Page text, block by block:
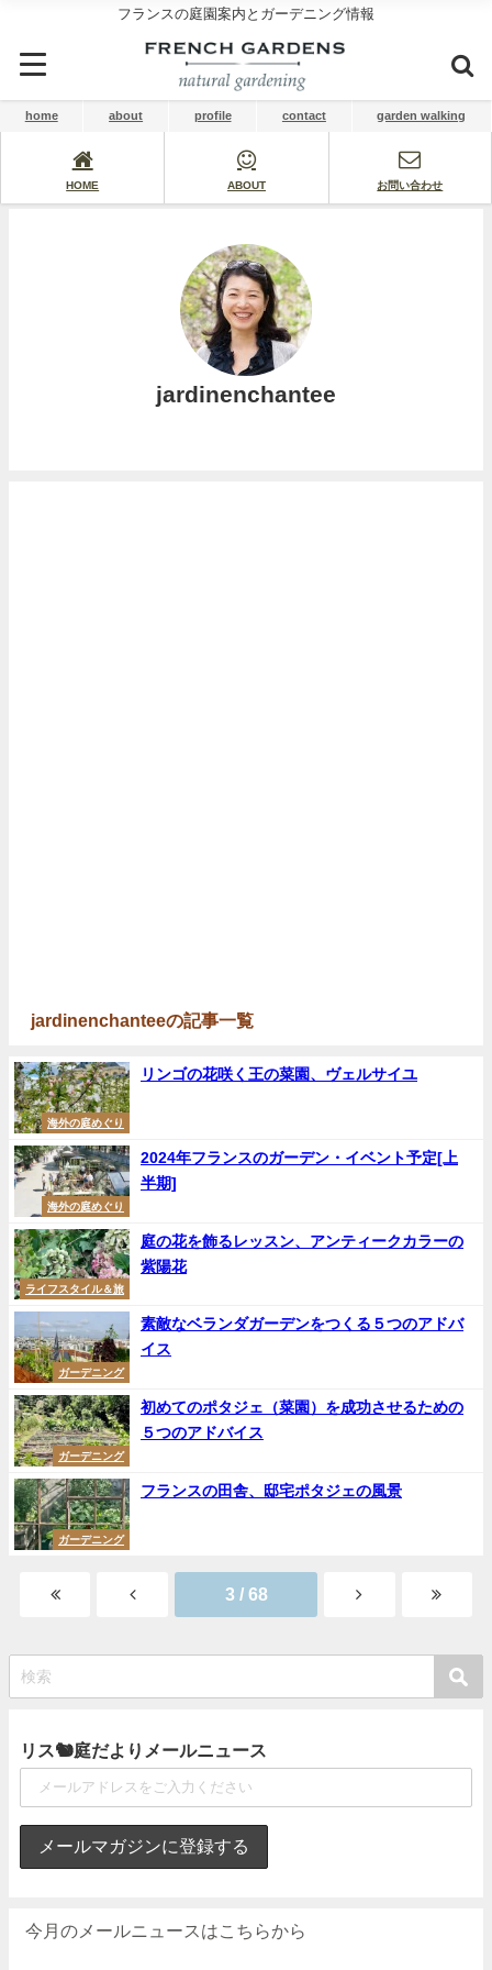
フランスの庭園案内とガーデニング情報
home about profile contact garden walking
HOME ABOUT お問い合わせ
jardinenchantee
jardinenchanteeの記事一覧
海外の庭めぐり
リンゴの花咲く王の菜園、ヴェルサイユ
海外の庭めぐり
2024年フランスのガーデン・イベント予定[上
半期]
ライフスタイル＆旅
庭の花を飾るレッスン、アンティークカラーの
紫陽花
ガーデニング
素敵なベランダガーデンをつくる５つのアドバ
イス
ガーデニング
初めてのポタジェ（菜園）を成功させるための
５つのアドバイス
ガーデニング
フランスの田舎、邸宅ポタジェの風景
3 / 68
リス🐿庭だよりメールニュース
今月のメールニュースはこちらから